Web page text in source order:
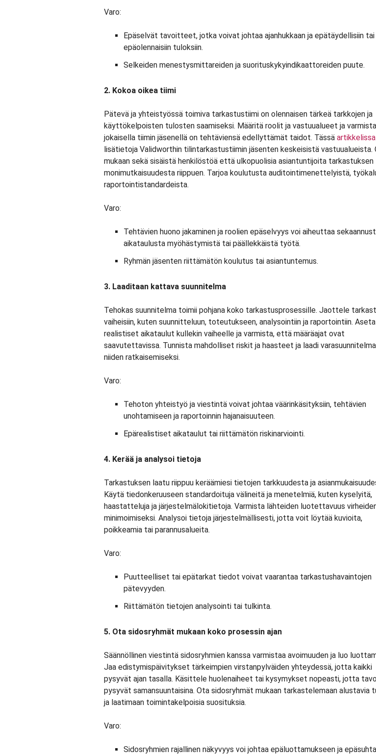
Varo:
Epäselvät tavoitteet, jotka voivat johtaa ajanhukkaan ja epätäydellisiin tai
epäolennaisiin tuloksiin.
Selkeiden menestysmittareiden ja suorituskykyindikaattoreiden puute.
2. Kokoa oikea tiimi
Pätevä ja yhteistyössä toimiva tarkastustiimi on olennaisen tärkeä tarkkojen ja
käyttökelpoisten tulosten saamiseksi. Määritä roolit ja vastuualueet ja
jokaisella tiimin jäsenellä on tehtäviensä edellyttämät taidot. Tässä artikkelissa
lisätietoja Validworthin tilintarkastustiimin jäsenten keskeisistä vastuualueista.
mukaan sekä sisäistä henkilöstöä että ulkopuolisia asiantuntijoita tarkastuksen
monimutkaisuudesta riippuen. Tarjoa koulutusta auditointimenettelyistä,
raportointistandardeista.
Varo:
Tehtävien huono jakaminen ja roolien epäselvyys voi aiheuttaa
aikataulusta myöhästymistä tai päällekkäistä työtä.
Ryhmän jäsenten riittämätön koulutus tai asiantuntemus.
3. Laaditaan kattava suunnitelma
Tehokas suunnitelma toimii pohjana koko tarkastusprosessille. Jaottele
vaiheisiin, kuten suunnitteluun, toteutukseen, analysointiin ja raportointiin. Aseta
realistiset aikataulut kullekin vaiheelle ja varmista, että määräajat ovat
saavutettavissa. Tunnista mahdolliset riskit ja haasteet ja laadi
niiden ratkaisemiseksi.
Varo:
Tehoton yhteistyö ja viestintä voivat johtaa väärinkäsityksiin, tehtävien
unohtamiseen ja raportoinnin hajanaisuuteen.
Epärealistiset aikataulut tai riittämätön riskinarviointi.
4. Kerää ja analysoi tietoja
Tarkastuksen laatu riippuu keräämiesi tietojen tarkkuudesta ja
Käytä tiedonkeruuseen standardoituja välineitä ja menetelmiä, kuten kyselyitä,
haastatteluja ja järjestelmälokitietoja. Varmista lähteiden luotettavuus
minimoimiseksi. Analysoi tietoja järjestelmällisesti, jotta voit löytää kuvioita,
poikkeamia tai parannusalueita.
Varo:
Puutteelliset tai epätarkat tiedot voivat vaarantaa tarkastushavaintojen
pätevyyden.
Riittämätön tietojen analysointi tai tulkinta.
5. Ota sidosryhmät mukaan koko prosessin ajan
Säännöllinen viestintä sidosryhmien kanssa varmistaa avoimuuden ja luo
Jaa edistymispäivitykset tärkeimpien virstanpylväiden yhteydessä, jotta kaikki
pysyvät ajan tasalla. Käsittele huolenaiheet tai kysymykset nopeasti, jotta
pysyvät samansuuntaisina. Ota sidosryhmät mukaan tarkastelemaan alustavia
ja laatimaan toimintakelpoisia suosituksia.
Varo:
Sidosryhmien rajallinen näkyvyys voi johtaa epäluottamukseen ja